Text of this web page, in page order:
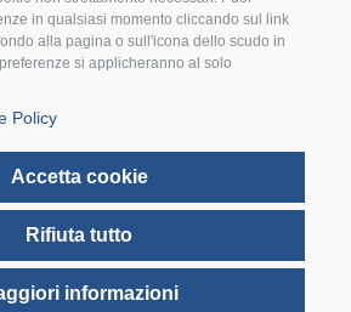
in qualsiasi momento cliccando sul link
alla pagina o sull'icona dello scudo in
si applicheranno al solo
Policy
Accetta cookie
Rifiuta tutto
informazioni
26.000,00 i.v. | Socio Unico | R.E.A n. 277754
Rights Reserved | Copyright Whitech Srl |
Credits - Icons by Icons8